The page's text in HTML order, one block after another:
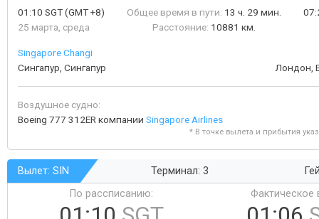
01:10 SGT(GMT +8)
25 марта, среда
Общее время в пути: 13 ч. 29 мин.
Расстояние: 10881 км.
Singapore Changi
Сингапур, Сингапур
Лондон,
Воздушное судно:
Boeing 777 312ER компании Singapore Airlines
* В точке вылета и прибытия
Вылет: SIN Терминал: 3
По рассписанию:
Фактическое